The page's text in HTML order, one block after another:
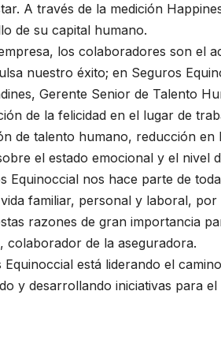
A través de la medición
de su capital humano.
los colaboradores son el
nuestro éxito; en Seguros
Gerente Senior de Talento
de la felicidad en el lugar de
de talento humano, reducción
el estado emocional y el nivel
Equinoccial nos hace parte de
familiar, personal y laboral,
razones de gran importancia
colaborador de la aseguradora.
Equinoccial está liderando el
y desarrollando iniciativas para